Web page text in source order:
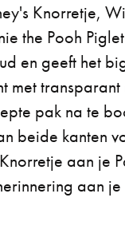
Knorretje,
the Pooh
en geeft het
met
pak na te
beide kanten
aan je
aan